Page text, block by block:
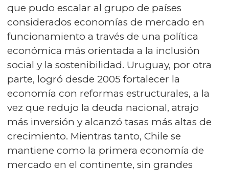
que pudo escalar al grupo de países
considerados economías de mercado en
funcionamiento a través de una política
económica más orientada a la inclusión
social y la sostenibilidad. Uruguay, por otra
parte, logró desde 2005 fortalecer la
economía con reformas estructurales, a la
vez que redujo la deuda nacional, atrajo
más inversión y alcanzó tasas más altas de
crecimiento. Mientras tanto, Chile se
mantiene como la primera economía de
mercado en el continente, sin grandes